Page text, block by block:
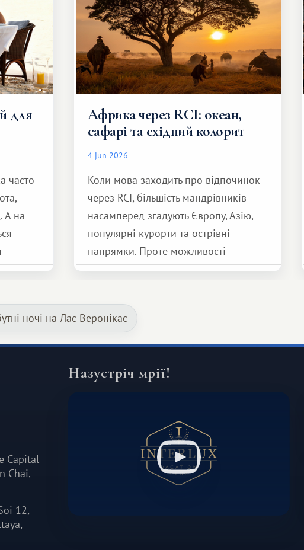
для
часто
А на
щось
Африка через RCI: океан,
сафарі та східний колорит
4 jun 2026
Коли мова заходить про відпочинок
через RCI, більшість мандрівників
насамперед згадують Європу, Азію,
популярні курорти та острівні
напрямки. Проте можливості
обмінної системи значно ширші.
який здатний подарувати зовсім
інший формат подорожі.
ночі на Лас Веронікас
Capital
Chai,
12,
Назустріч мрії!